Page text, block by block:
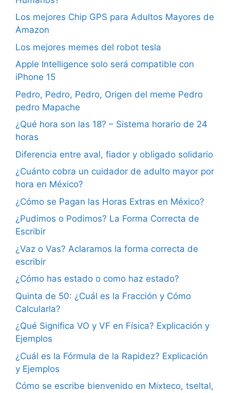
Los mejores Chip GPS para Adultos Mayores de
Amazon
Los mejores memes del robot tesla
Apple Intelligence solo será compatible con
iPhone 15
Pedro, Pedro, Pedro, Origen del meme Pedro
pedro Mapache
¿Qué hora son las 18? – Sistema horario de 24
horas
Diferencia entre aval, fiador y obligado solidario
¿Cuánto cobra un cuidador de adulto mayor por
hora en México?
¿Cómo se Pagan las Horas Extras en México?
¿Pudimos o Podimos? La Forma Correcta de
Escribir
¿Vaz o Vas? Aclaramos la forma correcta de
escribir
¿Cómo has estado o como haz estado?
Quinta de 50: ¿Cuál es la Fracción y Cómo
Calcularla?
¿Qué Significa VO y VF en Física? Explicación y
Ejemplos
¿Cuál es la Fórmula de la Rapidez? Explicación
y Ejemplos
Cómo se escribe bienvenido en Mixteco, tseltal,